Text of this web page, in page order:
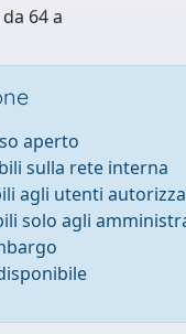
64 a
aperto
sulla rete interna
agli utenti
solo agli